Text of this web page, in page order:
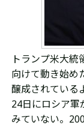
トランプ米大統
向けて動き始め
醸成されている
24日にロシア軍
みていない。